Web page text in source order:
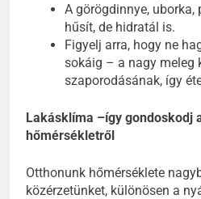
A görögdinnye,
hűsít, de hidratál is.
Figyelj arra, hogy ne
sokáig – a nagy meleg
szaporodásának, így
Lakásklíma –így gondoskodj
hőmérsékletről
Otthonunk hőmérséklete
közérzetünket, különösen a